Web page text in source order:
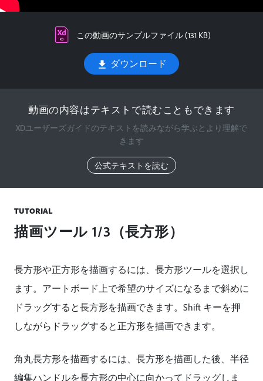
この動画のサンプルファイル (131 KB)
ダウンロード
動画の内容はテキストで読むこともできます
XDユーザーズガイドのテキストを読みながら学ぶとより理解で
きます
公式テキストを読む
TUTORIAL
描画ツール 1/3（長方形）
長方形や正方形を描画するには、長方形ツールを選択し
ます。アートボード上で希望のサイズになるまで斜めに
ドラッグすると長方形を描画できます。Shift キーを押
しながらドラッグすると正方形を描画できます。
角丸長方形を描画するには、長方形を描画した後、半径
編集ハンドルを長方形の中心に向かってドラッグしま